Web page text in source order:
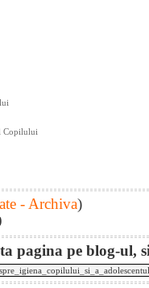
Copilului
- Archiva)
pagina pe blog-ul,